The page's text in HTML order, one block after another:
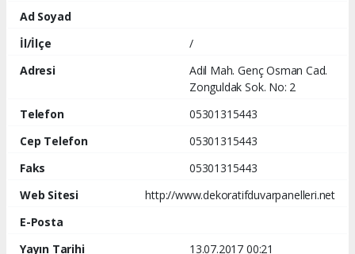
Ad Soyad
İl/İlçe
/
Adresi
Adil Mah. Genç Osman Cad.
Zonguldak Sok. No: 2
Telefon
05301315443
Cep Telefon
05301315443
Faks
05301315443
Web Sitesi
http://www.dekoratifduvarpanelleri.net
E-Posta
Yayın Tarihi
13.07.2017 00:21